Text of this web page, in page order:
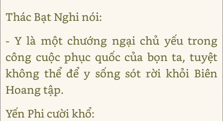
Thác Bạt Nghi nói:
- Y là một chướng ngại chủ yếu trong
công cuộc phục quốc của bọn ta, tuyệt
không thể để y sống sót rời khỏi Biên
Hoang tập.
Yến Phi cười khổ: